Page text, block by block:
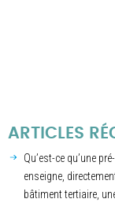
ARTICLES
Qu’est-ce qu’une
enseigne,
bâtiment tertiaire,